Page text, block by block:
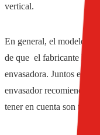
vertical.
En general, el modelo
de que el fabricante le
envasadora. Juntos
envasador recomienda
tener en cuenta son tres